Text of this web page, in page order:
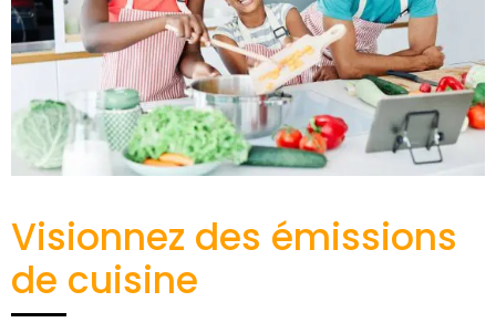
Visionnez des émissions
de cuisine